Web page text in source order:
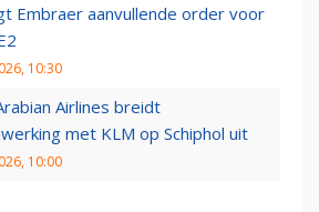
Embraer aanvullende order voor
10:30
Airlines breidt
met KLM op Schiphol uit
10:00